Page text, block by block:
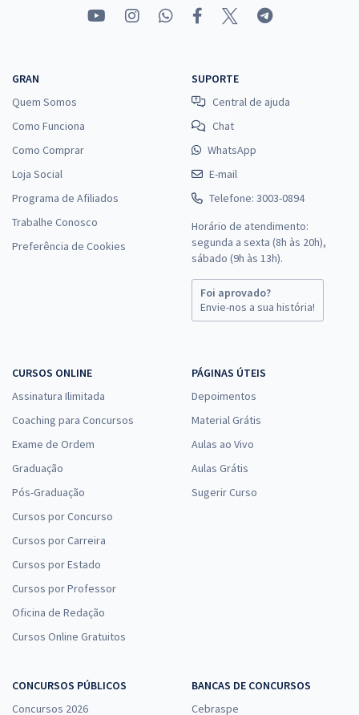
GRAN
Quem Somos
Como Funciona
Como Comprar
Loja Social
Programa de Afiliados
Trabalhe Conosco
Preferência de Cookies
SUPORTE
Central de ajuda
Chat
WhatsApp
E-mail
Telefone: 3003-0894
Horário de atendimento:
segunda a sexta (8h às 20h),
sábado (9h às 13h).
Foi aprovado?
Envie-nos a sua história!
CURSOS ONLINE
Assinatura Ilimitada
Coaching para Concursos
Exame de Ordem
Graduação
Pós-Graduação
Cursos por Concurso
Cursos por Carreira
Cursos por Estado
Cursos por Professor
Oficina de Redação
Cursos Online Gratuitos
PÁGINAS ÚTEIS
Depoimentos
Material Grátis
Aulas ao Vivo
Aulas Grátis
Sugerir Curso
CONCURSOS PÚBLICOS
Concursos 2026
BANCAS DE CONCURSOS
Cebraspe